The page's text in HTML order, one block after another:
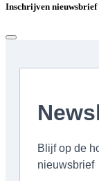
Inschrijven nieuwsbrief